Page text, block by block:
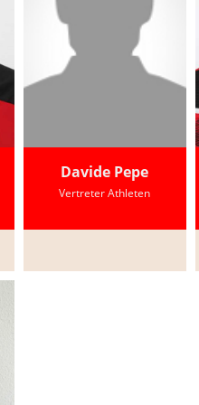
Davide Pepe
Vertreter Athleten